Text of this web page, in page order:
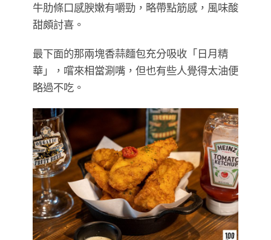
牛肋條口感腴嫩有嚼勁，略帶點筋感，風味酸
甜頗討喜。
最下面的那兩塊香蒜麵包充分吸收「日月精
華」，嚐來相當涮嘴，但也有些人覺得太油便
略過不吃。